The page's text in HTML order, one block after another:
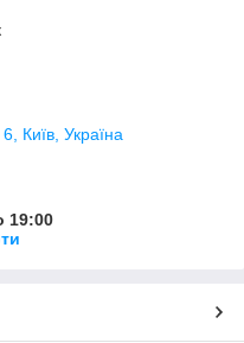
Київ, Україна
19:00